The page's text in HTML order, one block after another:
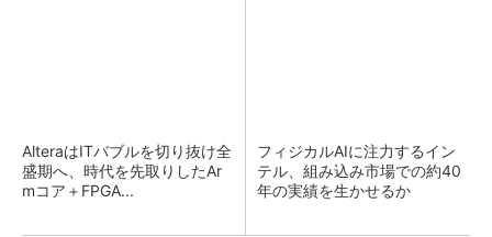
AlteraはITバブルを切り抜け全
盛期へ、時代を先取りしたAr
mコア＋FPGA...
フィジカルAIに注力するイン
テル、組み込み市場での約40
年の実績を生かせるか